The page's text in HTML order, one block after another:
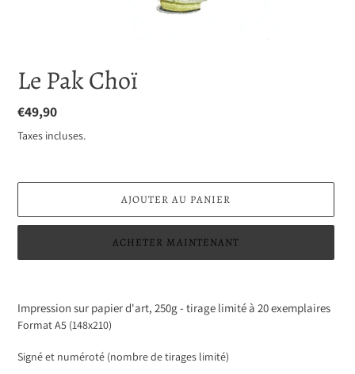
Le Pak Choï
Prix
normal
€49,90
Taxes incluses.
AJOUTER AU PANIER
ACHETER MAINTENANT
produit
à
votre
panier
Impression sur papier d'art, 250g- tirage limité à 20 exemplaires
Format A5 (148x210)
Signé et numéroté (nombre de tirages limité)